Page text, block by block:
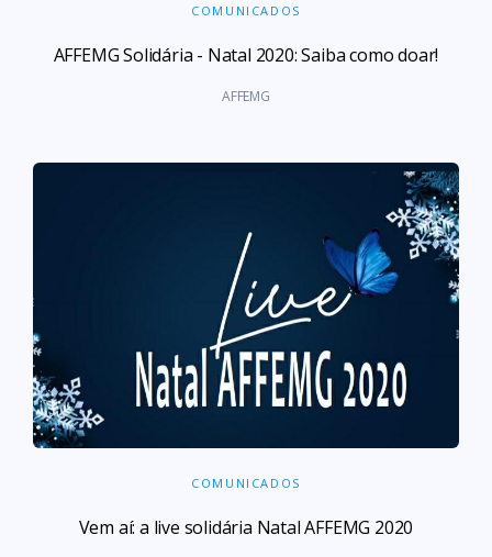
COMUNICADOS
AFFEMG Solidária - Natal 2020: Saiba como doar!
AFFEMG
COMUNICADOS
Vem aí: a live solidária Natal AFFEMG 2020